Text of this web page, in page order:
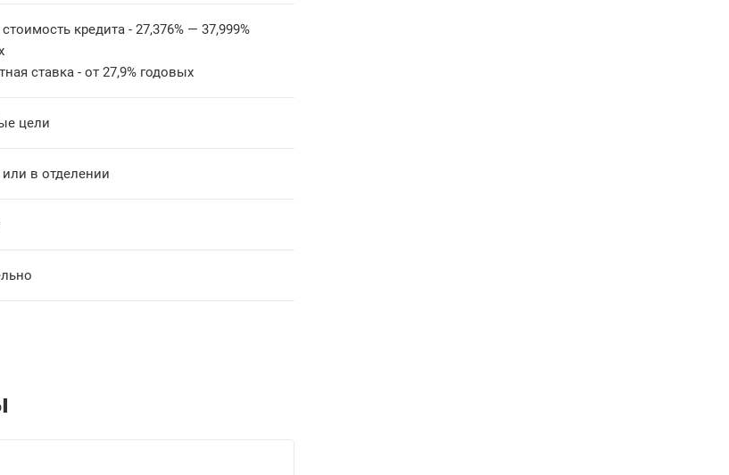
кредита - 27,376% — 37,999%
ставка - от 27,9% годовых
цели
в отделении